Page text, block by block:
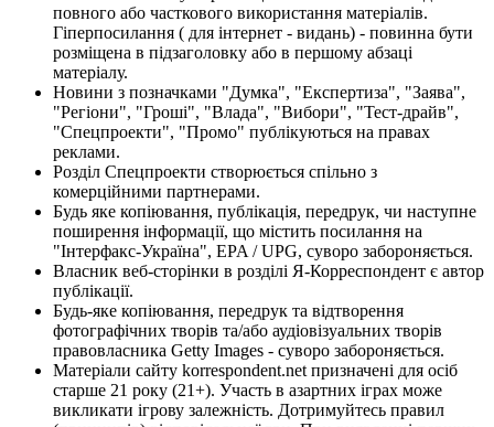
повного або часткового використання матеріалів.
Гіперпосилання ( для інтернет - видань) - повинна бути
розміщена в підзаголовку або в першому абзаці
матеріалу.
Новини з позначками "Думка", "Експертиза", "Заява",
"Регіони", "Гроші", "Влада", "Вибори", "Тест-драйв",
"Спецпроекти", "Промо" публікуються на правах
реклами.
Розділ Спецпроекти створюється спільно з
комерційними партнерами.
Будь яке копіювання, публікація, передрук, чи наступне
поширення інформації, що містить посилання на
"Інтерфакс-Україна", EPA / UPG, суворо забороняється.
Власник веб-сторінки в розділі Я-Корреспондент є автор
публікації.
Будь-яке копіювання, передрук та відтворення
фотографічних творів та/або аудіовізуальних творів
правовласника Getty Images - суворо забороняється.
Матеріали сайту korrespondent.net призначені для осіб
старше 21 року (21+). Участь в азартних іграх може
викликати ігрову залежність. Дотримуйтесь правил